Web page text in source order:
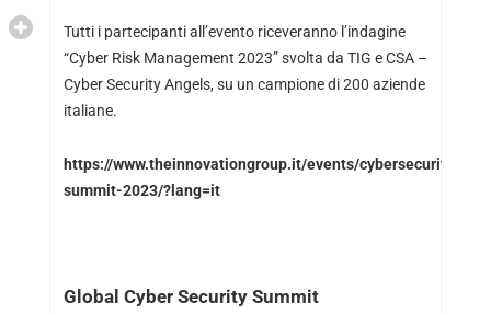
Tutti i partecipanti all’evento riceveranno l’indagine
“Cyber Risk Management 2023” svolta da TIG e CSA –
Cyber Security Angels, su un campione di 200 aziende
italiane.
https://www.theinnovationgroup.it/events/cybersecurity-
summit-2023/?lang=it
Global Cyber Security Summit